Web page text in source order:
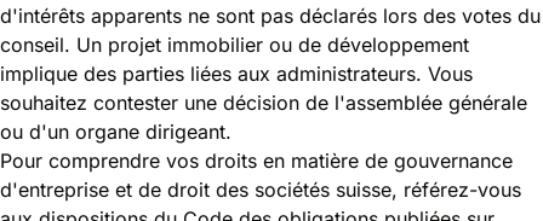
d'intérêts apparents ne sont pas déclarés lors des votes du
conseil. Un projet immobilier ou de développement
implique des parties liées aux administrateurs. Vous
souhaitez contester une décision de l'assemblée générale
ou d'un organe dirigeant.
Pour comprendre vos droits en matière de gouvernance
d'entreprise et de droit des sociétés suisse, référez-vous